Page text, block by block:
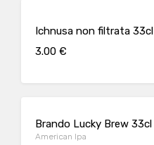
Ichnusa non filtrata 33cl
3.00 €
Brando Lucky Brew 33cl
American Ipa